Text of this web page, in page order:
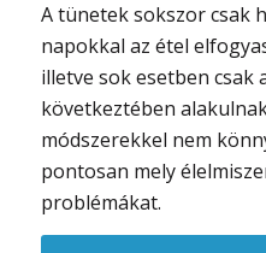
A tünetek sokszor csak
napokkal az étel
illetve sok esetben csak
következtében
módszerekkel nem
pontosan mely
problémákat.